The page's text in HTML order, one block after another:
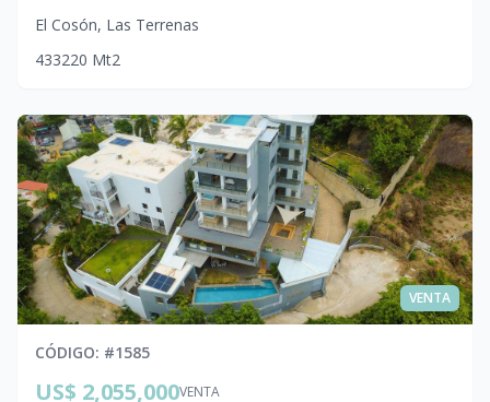
El Cosón, Las Terrenas
433220 Mt2
VENTA
CÓDIGO: #1585
VENTA
US$ 2,055,000